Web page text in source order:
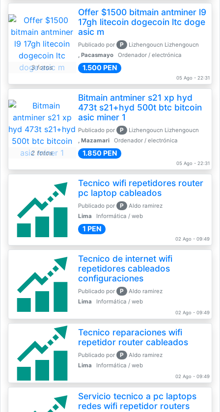
3 fotos
Offer $1500 bitmain antminer l9
17gh litecoin dogecoin ltc doge
asic m
Publicado por P
Lizhengoucn Lizhengoucn
, Pacasmayo
Ordenador / electrónica
1.500 PEN
05 Ago - 22:31
2 fotos
Bitmain antminer s21 xp hyd
473t s21+hyd 500t btc bitcoin
asic miner 1
Publicado por P
Lizhengoucn Lizhengoucn
, Mazamari
Ordenador / electrónica
1.850 PEN
05 Ago - 22:31
Tecnico wifi repetidores router
pc laptop cableados
Publicado por P
Aldo ramirez
Lima
Informática / web
1 PEN
02 Ago - 09:49
Tecnico de internet wifi
repetidores cableados
configuraciones
Publicado por P
Aldo ramirez
Lima
Informática / web
02 Ago - 09:49
Tecnico reparaciones wifi
repetidor router cableados
Publicado por P
Aldo ramirez
Lima
Informática / web
02 Ago - 09:49
Servicio tecnico a pc laptops
redes wifi repetidor routers